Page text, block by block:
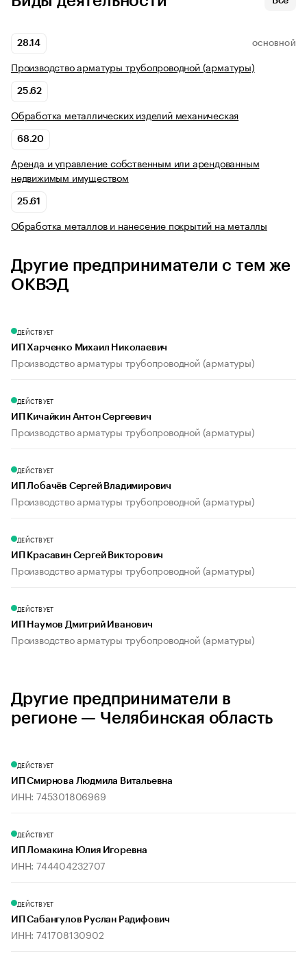
28.14 ОСНОВНОЙ
Производство арматуры трубопроводной (арматуры)
25.62
Обработка металлических изделий механическая
68.20
Аренда и управление собственным или арендованным
недвижимым имуществом
25.61
Обработка металлов и нанесение покрытий на металлы
Другие предприниматели с тем же
ОКВЭД
ДЕЙСТВУЕТ
ИП Харченко Михаил Николаевич
Производство арматуры трубопроводной (арматуры)
ДЕЙСТВУЕТ
ИП Кичайкин Антон Сергеевич
Производство арматуры трубопроводной (арматуры)
ДЕЙСТВУЕТ
ИП Лобачёв Сергей Владимирович
Производство арматуры трубопроводной (арматуры)
ДЕЙСТВУЕТ
ИП Красавин Сергей Викторович
Производство арматуры трубопроводной (арматуры)
ДЕЙСТВУЕТ
ИП Наумов Дмитрий Иванович
Производство арматуры трубопроводной (арматуры)
Другие предприниматели в
регионе — Челябинская область
ДЕЙСТВУЕТ
ИП Смирнова Людмила Витальевна
ИНН: 745301806969
ДЕЙСТВУЕТ
ИП Ломакина Юлия Игоревна
ИНН: 744404232707
ДЕЙСТВУЕТ
ИП Сабангулов Руслан Радифович
ИНН: 741708130902